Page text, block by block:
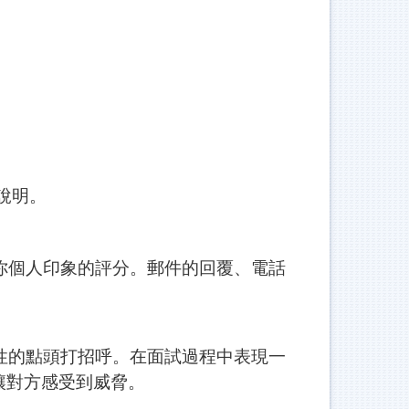
。
人印象的評分。郵件的回覆、電話
點頭打招呼。在面試過程中表現一
方感受到威脅。